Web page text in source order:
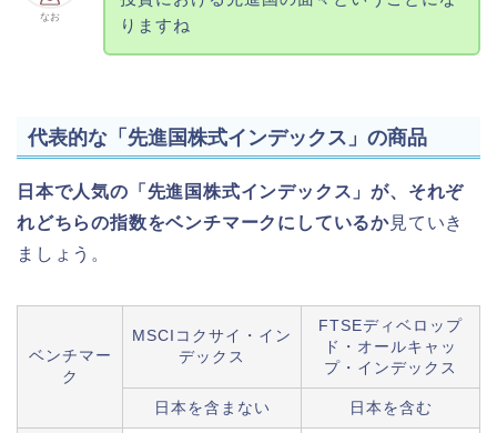
なお
りますね
代表的な「先進国株式インデックス」の商品
日本で人気の「先進国株式インデックス」が、それぞ
れどちらの指数をベンチマークにしているか見ていき
ましょう。
ベンチマー
ク
MSCIコクサイ・イン
デックス
FTSEディベロップ
ド・オールキャッ
プ・インデックス
日本を含まない 日本を含む